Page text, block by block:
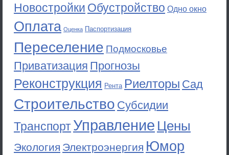
Новостройки Обустройство Одно окно
Оплата Оценка Паспортизация
Переселение Подмосковье
Приватизация Прогнозы
Реконструкция Рента Риелторы Сад
Строительство Субсидии
ТранспортУправление Цены
Экология Электроэнергия Юмор